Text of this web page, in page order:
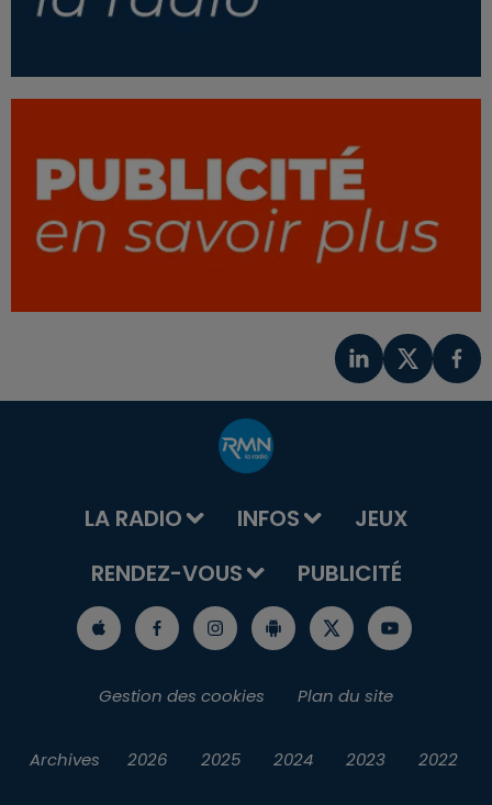
LA RADIO INFOS
JEUX
RENDEZ-VOUS
PUBLICITÉ
Gestion des cookies Plan du site
Archives 2026 2025 2024 2023 2022